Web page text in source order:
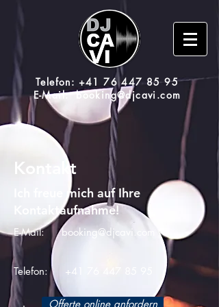
Telefon: +41 76 447 85 95
E-Mail:booking@djcavi.com
Kontakt
Ich freue mich auf Ihre
Kontaktaufnahme!
E-Mail:booking@djcavi.com
Telefon: +41 76 447 85 95
Offerte online anfordern